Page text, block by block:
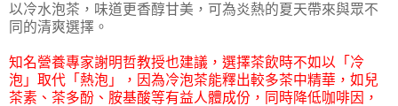
以冷水泡茶，味道更香醇甘美，可為炎熱的夏天帶來與眾不
同的清爽選擇。
知名營養專家謝明哲教授也建議，選擇茶飲時不如以「冷
泡」取代「熱泡」，因為冷泡茶能釋出較多茶中精華，如兒
茶素、茶多酚、胺基酸等有益人體成份，同時降低咖啡因，